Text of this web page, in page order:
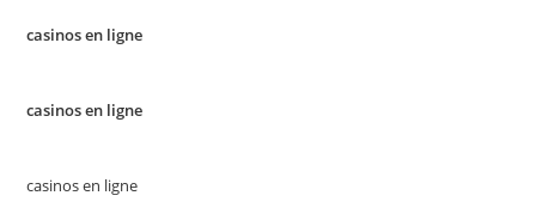
casinos en ligne
casinos en ligne
casinos en ligne